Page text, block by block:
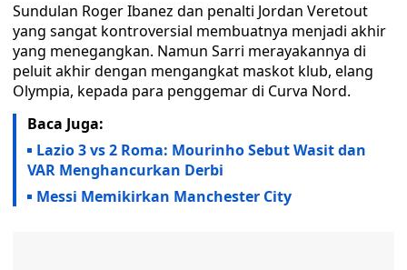
Sundulan Roger Ibanez dan penalti Jordan Veretout
yang sangat kontroversial membuatnya menjadi akhir
yang menegangkan. Namun Sarri merayakannya di
peluit akhir dengan mengangkat maskot klub, elang
Olympia, kepada para penggemar di Curva Nord.
Baca Juga:
Lazio 3 vs 2 Roma: Mourinho Sebut Wasit dan
VAR Menghancurkan Derbi
Messi Memikirkan Manchester City